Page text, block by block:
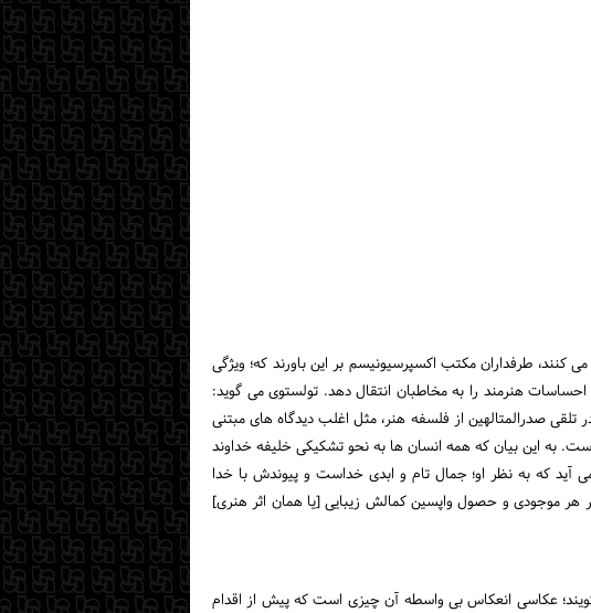
کنند، طرفداران مکتب اکسپرسیونیسم بر این باورند که؛ ویژگی‌
هنرمند را به‌ مخاطبان‌ انتقال‌ دهد. تولستوی می گوید:
صدرالمتالهین از فلسفه هنر، مثل اغلب دیدگاه های مبتنی
به این بیان که همه انسان ها به نحو تشکیکی خلیفه خداوند
آید که به نظر او؛ جمال تام و ابدی خداست و پیوندش با خدا
هر موجودی و حصول واپسین کمالش زیبایی [یا همان اثر هنری]
عکاسی انعکاس بی واسطه آن چیزی است که پیش از اقدام